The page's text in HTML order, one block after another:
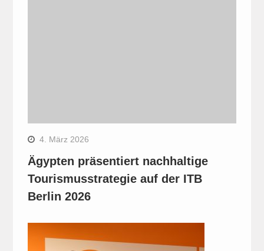
4. März 2026
Ägypten präsentiert nachhaltige
Tourismusstrategie auf der ITB
Berlin 2026